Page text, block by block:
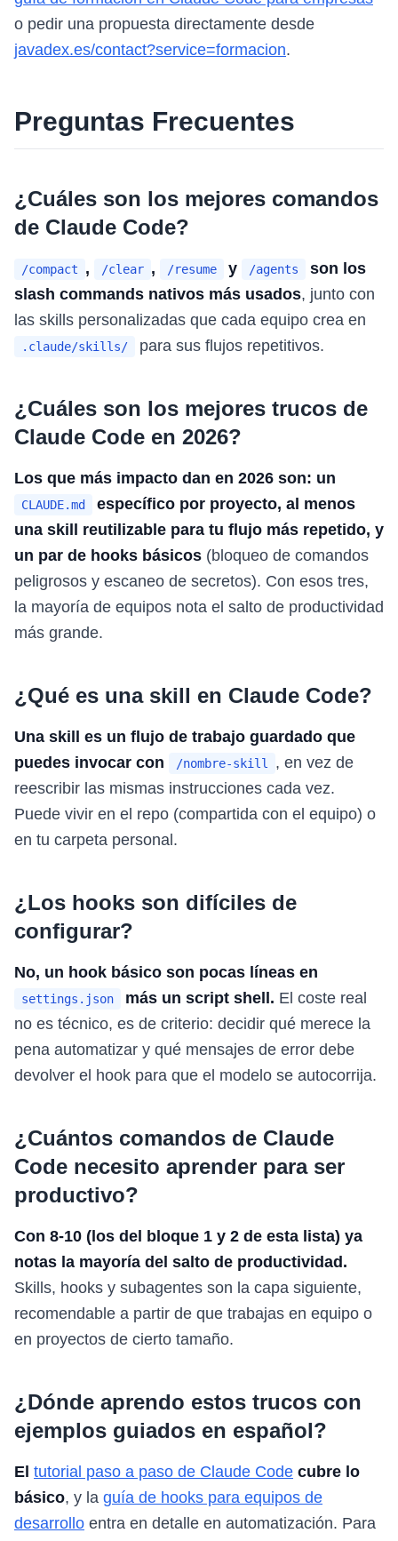
o pedir una propuesta directamente desde
javadex.es/contact?service=formacion.
Preguntas Frecuentes
¿Cuáles son los mejores comandos
de Claude Code?
/compact , /clear , /resume y /agents
son los
slash commands nativos más usados, junto con
las skills personalizadas que cada equipo crea en
.claude/skills/ para sus flujos repetitivos.
¿Cuáles son los mejores trucos de
Claude Code en 2026?
Los que más impacto dan en 2026 son: un
CLAUDE.md
específico por proyecto, al menos
una skill reutilizable para tu flujo más repetido, y
un par de hooks básicos (bloqueo de comandos
peligrosos y escaneo de secretos). Con esos tres,
la mayoría de equipos nota el salto de productividad
más grande.
¿Qué es una skill en Claude Code?
Una skill es un flujo de trabajo guardado que
puedes invocar con
/nombre-skill
, en vez de
reescribir las mismas instrucciones cada vez.
Puede vivir en el repo (compartida con el equipo) o
en tu carpeta personal.
¿Los hooks son difíciles de
configurar?
No, un hook básico son pocas líneas en
settings.json más un script shell. El coste real
no es técnico, es de criterio: decidir qué merece la
pena automatizar y qué mensajes de error debe
devolver el hook para que el modelo se autocorrija.
¿Cuántos comandos de Claude
Code necesito aprender para ser
productivo?
Con 8-10 (los del bloque 1 y 2 de esta lista) ya
notas la mayoría del salto de productividad.
Skills, hooks y subagentes son la capa siguiente,
recomendable a partir de que trabajas en equipo o
en proyectos de cierto tamaño.
¿Dónde aprendo estos trucos con
ejemplos guiados en español?
El tutorial paso a paso de Claude Code cubre lo
básico, y la guía de hooks para equipos de
desarrollo entra en detalle en automatización. Para